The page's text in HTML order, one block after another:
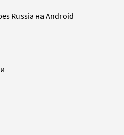
Russia на Android